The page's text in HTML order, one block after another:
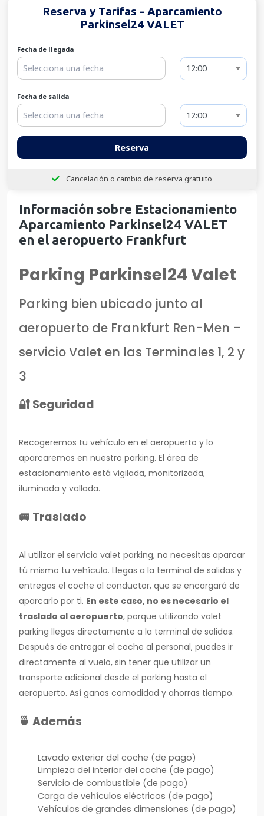
Información sobre Estacionamiento
Aparcamiento Parkinsel24 VALET
en el aeropuerto Frankfurt
Parking Parkinsel24 Valet
Parking bien ubicado junto al
aeropuerto de Frankfurt Ren-Men –
servicio Valet en las Terminales 1, 2 y
3
🔐 Seguridad
Recogeremos tu vehículo en el aeropuerto y lo
aparcaremos en nuestro parking. El área de
estacionamiento está vigilada, monitorizada,
iluminada y vallada.
🚐 Traslado
Al utilizar el servicio valet parking, no necesitas aparcar
tú mismo tu vehículo. Llegas a la terminal de salidas y
entregas el coche al conductor, que se encargará de
aparcarlo por ti. En este caso, no es necesario el
traslado al aeropuerto, porque utilizando valet
parking llegas directamente a la terminal de salidas.
Después de entregar el coche al personal, puedes ir
directamente al vuelo, sin tener que utilizar un
transporte adicional desde el parking hasta el
aeropuerto. Así ganas comodidad y ahorras tiempo.
🍵 Además
Lavado exterior del coche (de pago)
Limpieza del interior del coche (de pago)
Servicio de combustible (de pago)
Carga de vehículos eléctricos (de pago)
Vehículos de grandes dimensiones (de pago)
Reserva y Tarifas - Aparcamiento
Parkinsel24 VALET
Fecha de llegada
12:00
Fecha de salida
12:00
Reserva
Cancelación o cambio de reserva gratuito